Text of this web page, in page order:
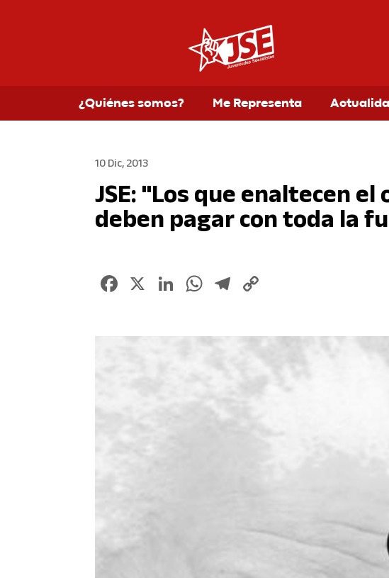
¿Quiénes somos? Me Representa
10 Dic, 2013
JSE: "Los que enaltecen
deben pagar con toda la
Facebook
X LinkedIn
WhatsApp
Telegram